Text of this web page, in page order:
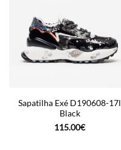
Sapatilha Exé D190608-17l
Black
115.00€